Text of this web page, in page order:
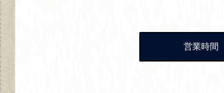
営業時間